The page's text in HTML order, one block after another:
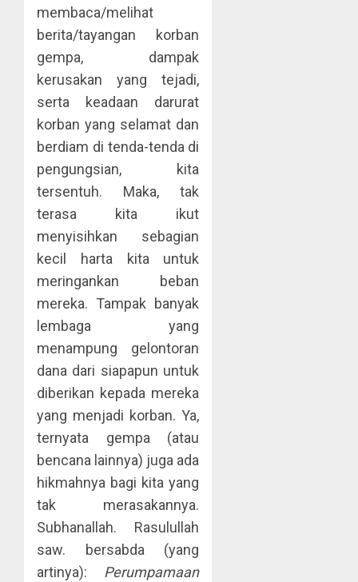
membaca/melihat
berita/tayangan korban
gempa, dampak
kerusakan yang tejadi,
serta keadaan darurat
korban yang selamat dan
berdiam di tenda-tenda di
pengungsian, kita
tersentuh. Maka, tak
terasa kita ikut
menyisihkan sebagian
kecil harta kita untuk
meringankan beban
mereka. Tampak banyak
lembaga yang
menampung gelontoran
dana dari siapapun untuk
diberikan kepada mereka
yang menjadi korban. Ya,
ternyata gempa (atau
bencana lainnya) juga ada
hikmahnya bagi kita yang
tak merasakannya.
Subhanallah. Rasulullah
saw. bersabda (yang
artinya): Perumpamaan